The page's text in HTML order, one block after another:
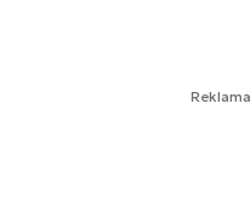
Reklama